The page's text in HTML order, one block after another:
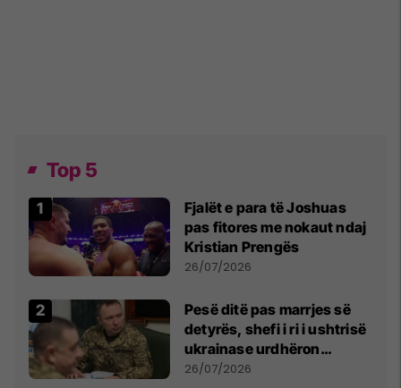
Top 5
Fjalët e para të Joshuas
pas fitores me nokaut ndaj
Kristian Prengës
26/07/2026
Pesë ditë pas marrjes së
detyrës, shefi i ri i ushtrisë
ukrainase urdhëron
kontroll të madh
26/07/2026